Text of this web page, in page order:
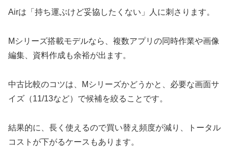
Airは「持ち運ぶけど妥協したくない」人に刺さります。
Mシリーズ搭載モデルなら、複数アプリの同時作業や画像
編集、資料作成も余裕が出ます。
中古比較のコツは、Mシリーズかどうかと、必要な画面サ
イズ（11/13など）で候補を絞ることです。
結果的に、長く使えるので買い替え頻度が減り、トータル
コストが下がるケースもあります。